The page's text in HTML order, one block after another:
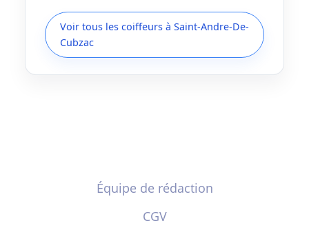
Voir tous les coiffeurs à Saint-Andre-De-
Cubzac
Équipe de rédaction
CGV